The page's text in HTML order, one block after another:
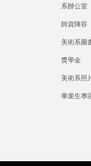
系辦公室
師資陣容
美術系圖
獎學金
美術系照
畢業生專